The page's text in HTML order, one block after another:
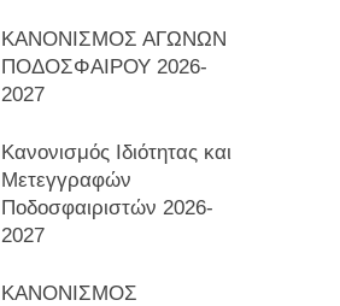
ΚΑΝΟΝΙΣΜΟΣ ΑΓΩΝΩΝ
ΠΟΔΟΣΦΑΙΡΟΥ 2026-
2027
Κανονισμός Ιδιότητας και
Μετεγγραφών
Ποδοσφαιριστών 2026-
2027
ΚΑΝΟΝΙΣΜΟΣ